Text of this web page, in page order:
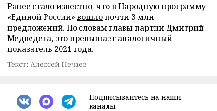
Ранее стало известно, что в Народную программу
«Единой России» вошлопочти 3 млн
предложений. По словам главы партии Дмитрий
Медведева, это превышает аналогичный
показатель 2021 года.
Текст: Алексей Нечаев
Подписывайтесь на наши
каналы